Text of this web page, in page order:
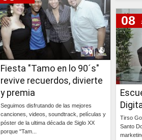
Fiesta "Tamo en lo 90´s"
revive recuerdos, divierte
y premia
Seguimos disfrutando de las mejores
canciones, videos, soundtrack, películas y
póster de la ultima década de Siglo XX
porque "Tam...
Tirso
Santo
08